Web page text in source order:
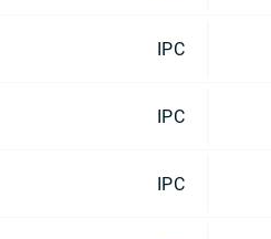
IPC
IPC
IPC